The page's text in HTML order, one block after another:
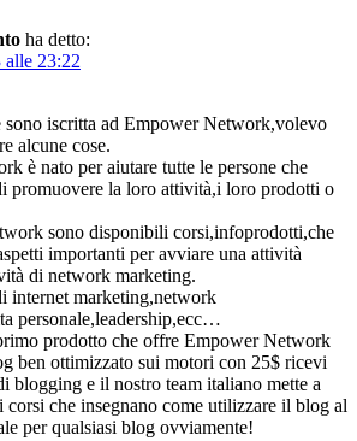
ha detto:
23:22
sono iscritta ad Empower Network,volevo
alcune cose.
è nato per aiutare tutte le persone che
promuovere la loro attività,i loro prodotti o
sono disponibili corsi,infoprodotti,che
importanti per avviare una attività
di network marketing.
internet marketing,network
personale,leadership,ecc…
prodotto che offre Empower Network
ben ottimizzato sui motori con 25$ ricevi
blogging e il nostro team italiano mette a
corsi che insegnano come utilizzare il blog al
per qualsiasi blog ovviamente!